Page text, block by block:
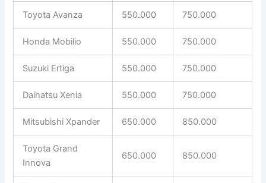
Toyota Avanza 550.000 750.000
Honda Mobilio 550.000 750.000
Suzuki Ertiga 550.000 750.000
Daihatsu Xenia 550.000 750.000
Mitsubishi Xpander 650.000 850.000
Toyota Grand
Innova
650.000 850.000